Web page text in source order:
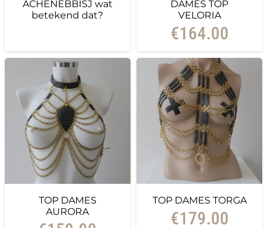
ACHENEBBISJ wat
betekend dat?
DAMES TOP
VELORIA
€164.00
TOP DAMES
AURORA
TOP DAMES TORGA
€179.00